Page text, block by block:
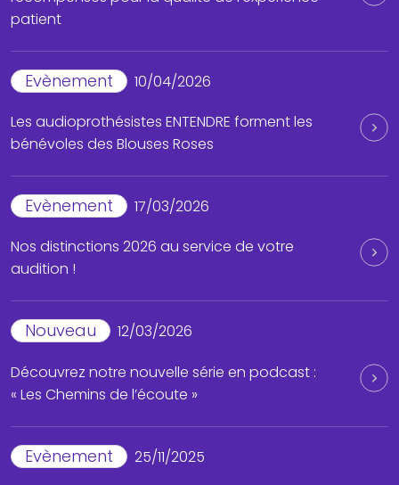
patient
Evènement
10/04/2026
Les audioprothésistes ENTENDRE forment les
bénévoles des Blouses Roses
Evènement
17/03/2026
Nos distinctions 2026 au service de votre
audition !
Nouveau
12/03/2026
Découvrez notre nouvelle série en podcast :
« Les Chemins de l’écoute »
Evènement
25/11/2025